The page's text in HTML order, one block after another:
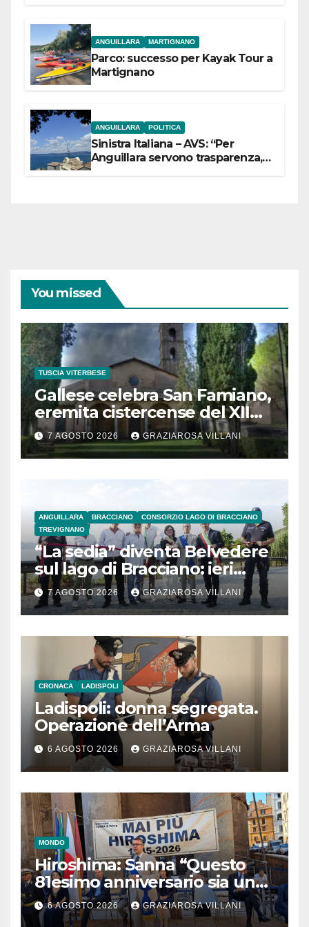
ANGUILLARA MARTIGNANO
Parco: successo per Kayak Tour a
Martignano
ANGUILLARA POLITICA
Sinistra Italiana – AVS: “Per
Anguillara servono trasparenza,
You missed
TUSCIA VITERBESE
Gallese celebra San Famiano,
eremita cistercense del XII
secolo
7 AGOSTO 2026 GRAZIAROSA VILLANI
ANGUILLARA BRACCIANO
CONSORZIO LAGO DI BRACCIANO
TREVIGNANO
“La sedia” diventa Belvedere
sul lago di Bracciano: ieri
l’inaugurazione
7 AGOSTO 2026 GRAZIAROSA VILLANI
CRONACA LADISPOLI
Ladispoli: donna segregata.
Operazione dell’Arma
6 AGOSTO 2026 GRAZIAROSA VILLANI
MONDO
Hiroshima: Sanna “Questo
81esimo anniversario sia un
monito per tutti”
6 AGOSTO 2026 GRAZIAROSA VILLANI